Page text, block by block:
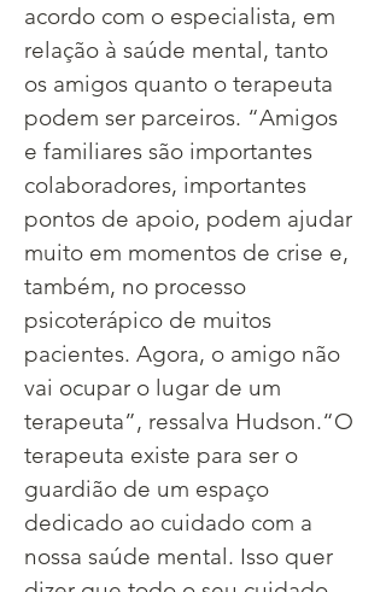
acordo com o especialista, em
relação à saúde mental, tanto
os amigos quanto o terapeuta
podem ser parceiros. “Amigos
e familiares são importantes
colaboradores, importantes
pontos de apoio, podem ajudar
muito em momentos de crise e,
também, no processo
psicoterápico de muitos
pacientes. Agora, o amigo não
vai ocupar o lugar de um
terapeuta”, ressalva Hudson.​“O
terapeuta existe para ser o
guardião de um espaço
dedicado ao cuidado com a
nossa saúde mental. Isso quer